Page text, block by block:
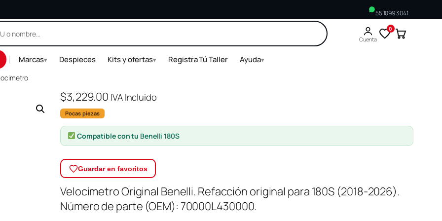
55 1099 3041
Cuenta
0
| Marcas▾ Despieces Kits y ofertas▾ Registra Tú Taller Ayuda▾
$3,229.00 IVA Incluido
Pocas piezas
Compatible con tu Benelli 180S
Guardar en favoritos
Velocimetro Original Benelli. Refacción original para 180S (2018-2026).
Número de parte (OEM): 70000L430000.